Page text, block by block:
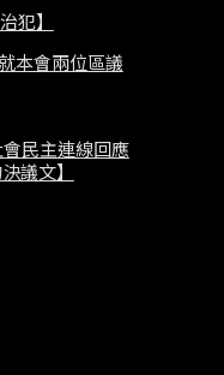
犯】
本會兩位區議
民主連線回應
議文】